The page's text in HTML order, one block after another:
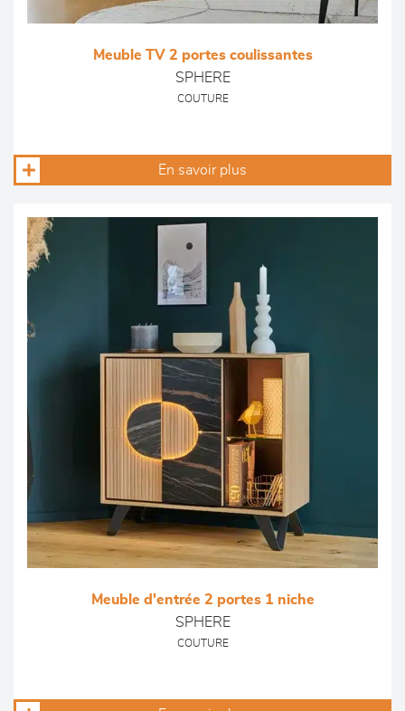
Meuble TV 2 portes coulissantes
SPHERE
COUTURE
En savoir plus
Meuble d'entrée 2 portes 1 niche
SPHERE
COUTURE